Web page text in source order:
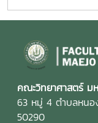
คณะวิทยาศาสตร์ ม
63 หมู่ 4 ตำบลหนอ
50290